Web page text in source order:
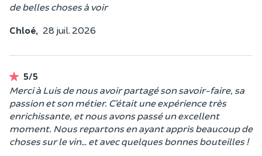
de belles choses à voir
Chloé, 28 juil. 2026
5/5
Merci à Luis de nous avoir partagé son savoir-faire, sa
passion et son métier. C’était une expérience très
enrichissante, et nous avons passé un excellent
moment. Nous repartons en ayant appris beaucoup de
choses sur le vin… et avec quelques bonnes bouteilles !